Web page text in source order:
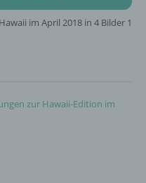
im April 2018 in 4 Bilder 1
zur Hawaii-Edition im